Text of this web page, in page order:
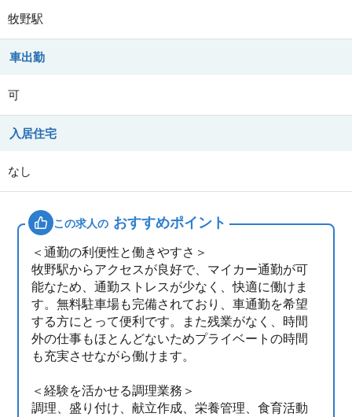
牧野駅
車出勤
可
入居住宅
なし
この求人の おすすめポイント
＜通勤の利便性と働きやすさ＞
牧野駅からアクセスが良好で、マイカー通勤が可
能なため、通勤ストレスが少なく、快適に働けま
す。無料駐車場も完備されており、車通勤を希望
する方にとって便利です。また残業がなく、時間
外の仕事もほとんどないためプライベートの時間
も充実させながら働けます。
＜経験を活かせる調理業務＞
調理、盛り付け、献立作成、栄養管理、食育活動